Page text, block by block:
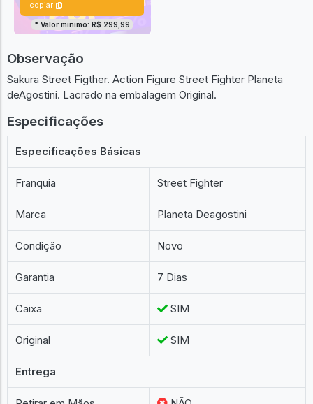
copiar
* Valor mínimo: R$ 299,99
Observação
Sakura Street Figther. Action Figure Street Fighter Planeta
deAgostini. Lacrado na embalagem Original.
Especificações
Especificações Básicas
Franquia Street Fighter
Marca Planeta Deagostini
Condição Novo
Garantia 7 Dias
Caixa SIM
Original SIM
Entrega